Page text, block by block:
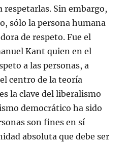
respetarlas. Sin embargo,
sólo la persona humana
de respeto. Fue el
Kant quien en el
a las personas, a
centro de la teoría
la clave del liberalismo
democrático ha sido
son fines en sí
absoluta que debe ser